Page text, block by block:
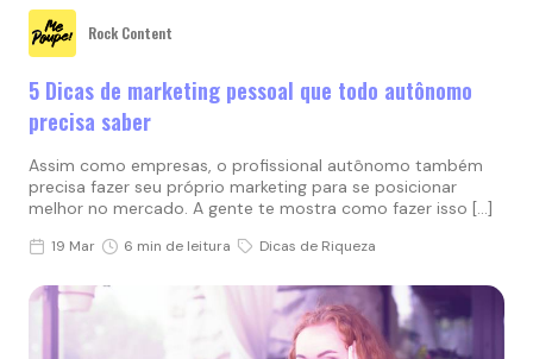
Rock Content
5 Dicas de marketing pessoal que todo autônomo
precisa saber
Assim como empresas, o profissional autônomo também
precisa fazer seu próprio marketing para se posicionar
melhor no mercado. A gente te mostra como fazer isso […]
19 Mar 6 min de leitura Dicas de Riqueza